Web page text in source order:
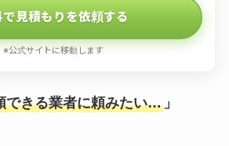
で見積もりを依頼する
※公式サイトに移動します
できる業者に頼みたい…」